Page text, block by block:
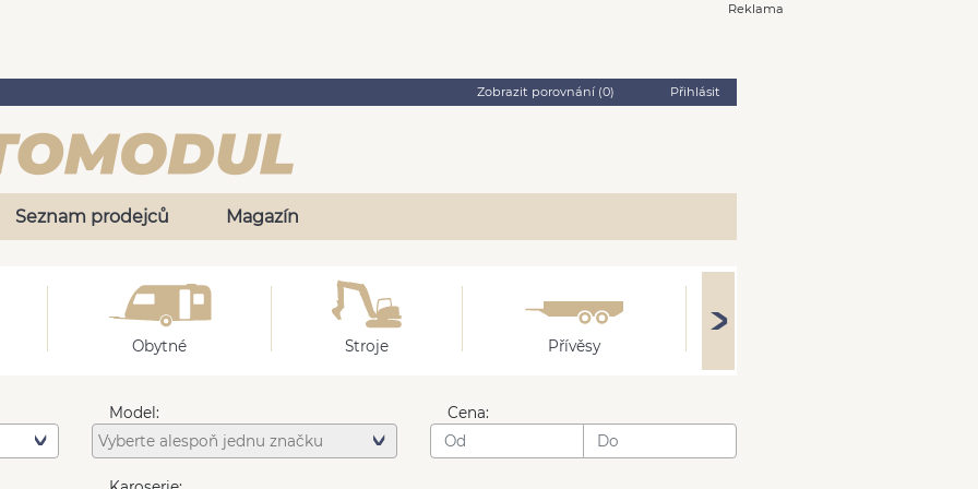
Reklama
Zobrazit porovnání (0) Přihlásit
Seznam prodejců Magazín
Obytné Stroje Přívěsy
Model: Cena: